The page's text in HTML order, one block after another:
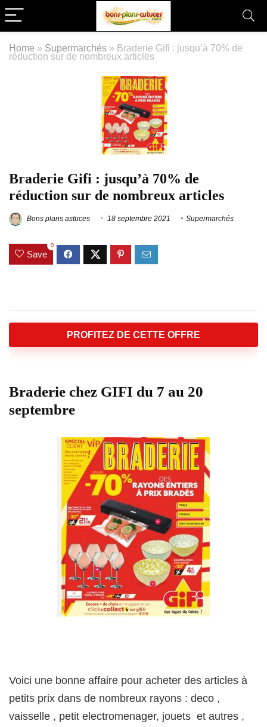
Home » Supermarchés » Braderie Gifi : jusqu’à 70% de
réduction sur de nombreux articles
Braderie Gifi : jusqu’à 70% de
réduction sur de nombreux articles
Bons plans astuces 18 septembre 2021 Supermarchés
Save
0
PROFITEZ DE CETTE OFFRE
Braderie chez GIFI du 7 au 20
septembre
Voici une bonne affaire pour acheter des articles à
petits prix dans de nombreux rayons : deco ,
vaisselle , petit electromenager, jouets et autres ,